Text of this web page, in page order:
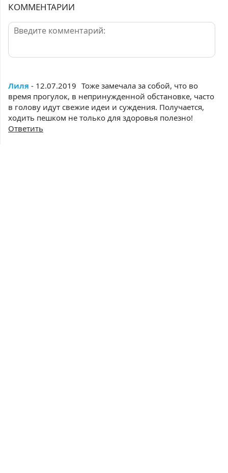
КОММЕНТАРИИ
Лиля - 12.07.2019 Тоже замечала за собой, что во
время прогулок, в непринужденной обстановке, часто
в голову идут свежие идеи и суждения. Получается,
ходить пешком не только для здоровья полезно!
Ответить